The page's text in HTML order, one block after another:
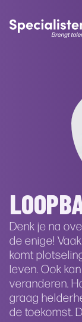
Denk je na
de enige!
komt
leven. Ook
veranderen.
graag
de toekomst.